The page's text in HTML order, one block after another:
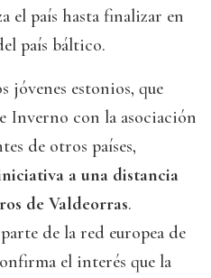
el país hasta finalizar en
país báltico.
jóvenes estonios, que
Inverno con la asociación
de otros países,
a una distancia
de Valdeorras.
de la red europea de
el interés que la